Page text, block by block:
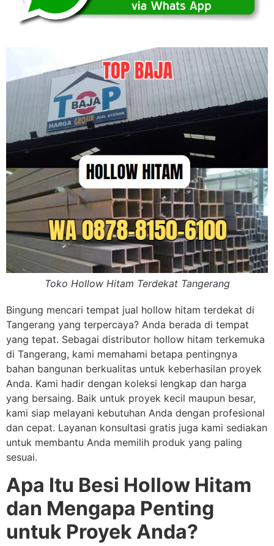
Toko Hollow Hitam Terdekat Tangerang
Bingung mencari tempat jual hollow hitam terdekat di
Tangerang yang terpercaya? Anda berada di tempat
yang tepat. Sebagai distributor hollow hitam terkemuka
di Tangerang, kami memahami betapa pentingnya
bahan bangunan berkualitas untuk keberhasilan proyek
Anda. Kami hadir dengan koleksi lengkap dan harga
yang bersaing. Baik untuk proyek kecil maupun besar,
kami siap melayani kebutuhan Anda dengan profesional
dan cepat. Layanan konsultasi gratis juga kami sediakan
untuk membantu Anda memilih produk yang paling
sesuai.
Apa Itu Besi Hollow Hitam
dan Mengapa Penting
untuk Proyek Anda?